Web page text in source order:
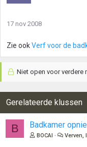
17 nov 2008
Zie ookVerf voor de
Niet open voor verdere
Gerelateerde klussen
B Badkamer
BOCAl Verven,